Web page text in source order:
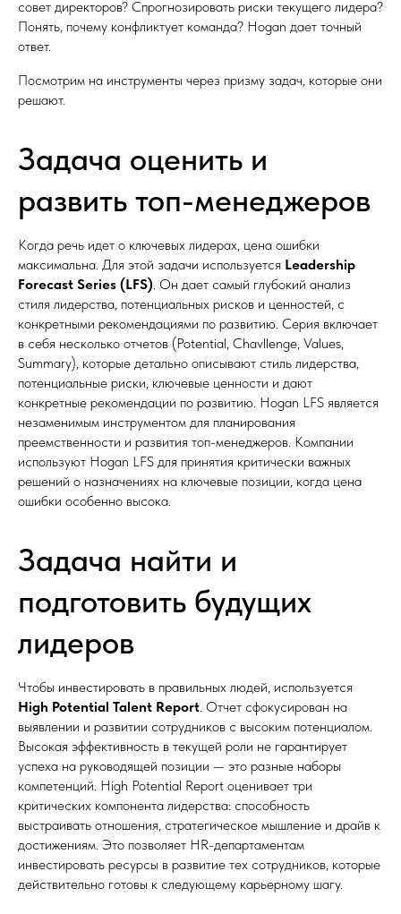
совет директоров? Спрогнозировать риски текущего лидера?
Понять, почему конфликтует команда? Hogan дает точный
ответ.
Посмотрим на инструменты через призму задач, которые они
решают.
Задача оценить и
развить топ-менеджеров
Когда речь идет о ключевых лидерах, цена ошибки
максимальна. Для этой задачи используется Leadership
Forecast Series (LFS). Он дает самый глубокий анализ
стиля лидерства, потенциальных рисков и ценностей, с
конкретными рекомендациями по развитию. Серия включает
в себя несколько отчетов (Potential, Chavllenge, Values,
Summary), которые детально описывают стиль лидерства,
потенциальные риски, ключевые ценности и дают
конкретные рекомендации по развитию. Hogan LFS является
незаменимым инструментом для планирования
преемственности и развития топ-менеджеров. Компании
используют Hogan LFS для принятия критически важных
решений о назначениях на ключевые позиции, когда цена
ошибки особенно высока.
Задача найти и
подготовить будущих
лидеров
Чтобы инвестировать в правильных людей, используется
High Potential Talent Report. Отчет сфокусирован на
выявлении и развитии сотрудников с высоким потенциалом.
Высокая эффективность в текущей роли не гарантирует
успеха на руководящей позиции — это разные наборы
компетенций. High Potential Report оценивает три
критических компонента лидерства: способность
выстраивать отношения, стратегическое мышление и драйв к
достижениям. Это позволяет HR-департаментам
инвестировать ресурсы в развитие тех сотрудников, которые
действительно готовы к следующему карьерному шагу.